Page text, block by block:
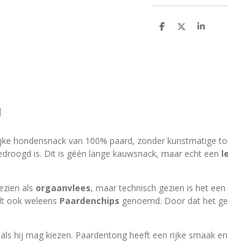
D
D
S
hondensnack van 100% paard, zonder kunstmatige
is. Dit is géén lange kauwsnack, maar echt een
als orgaanvlees, maar technisch gezien is het
ook weleens Paardenchips genoemd. Door dat het
hij mag kiezen. Paardentong heeft een rijke smaak